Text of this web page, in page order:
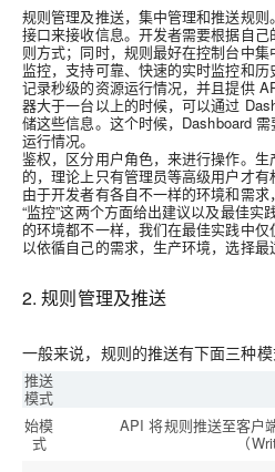
规则管理及推送，集中管理和推送规
接口来接收信息。开发者需要根据自
则方式；同时，规则最好在控制台中集
监控，支持可靠、快速的实时监控和
记录秒级的资源运行情况，并且提供
器大于一台以上的时候，可以通过
储这些信息。这个时候，Dashboard
运行情况。
鉴权，区分用户角色，来进行操作。
的，理论上只有管理员等高级用户才有
由于开发者有各自不一样的环境和需求
“监控”这两个方面给出建议以及最佳实
的环境都不一样，我们在最佳实践中
以依循自己的需求，生产环境，选择最
2. 规则管理及推送
一般来说，规则的推送有下面三种
推送
模式
始模
式
API 将规则推送至客户
（